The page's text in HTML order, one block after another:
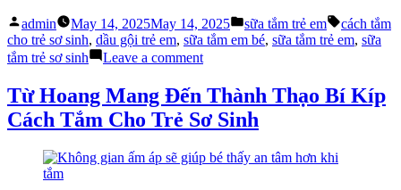
Trẻ
Em
Tốt
Nằm
Ở
Lượt
Review”
Posted
by
admin May 14, 2025May 14, 2025
Posted
in
sữa tắm trẻ em Tags:
cách tắm
cho trẻ sơ sinh, dầu gội trẻ em, sữa tắm em bé, sữa tắm trẻ em, sữa
tắm trẻ sơ sinh
Leave a commenton
Tắm
Trẻ
Em
Tốt
Không
Nằm
Từ Hoang Mang Đến Thành Thạo Bí Kíp
Cách Tắm Cho Trẻ Sơ Sinh